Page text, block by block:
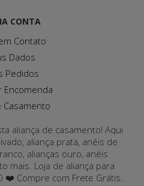
CONTA
Contato
Dados
Pedidos
Encomenda
Casamento
aliança de casamento! Aqui
aliança prata, anéis de
alianças ouro, anéis
mais. Loja de aliança para
❤️ Compre com Frete Grátis.